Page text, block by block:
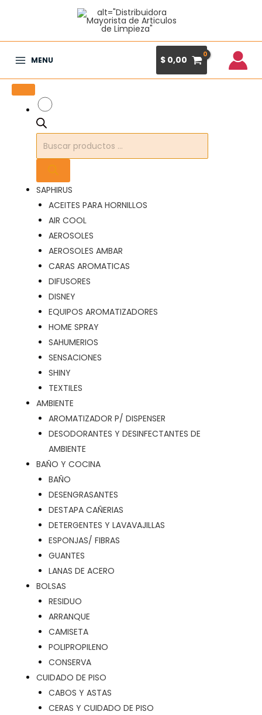
Menu
MENU $ 0,00
Búsqueda
de
SAPHIRUS
ACEITES PARA HORNILLOS
AIR COOL
AEROSOLES
AEROSOLES AMBAR
CARAS AROMATICAS
DIFUSORES
DISNEY
EQUIPOS AROMATIZADORES
HOME SPRAY
SAHUMERIOS
SENSACIONES
SHINY
TEXTILES
AMBIENTE
AROMATIZADOR P/ DISPENSER
DESODORANTES Y DESINFECTANTES DE
AMBIENTE
BAÑO Y COCINA
BAÑO
DESENGRASANTES
DESTAPA CAÑERIAS
DETERGENTES Y LAVAVAJILLAS
ESPONJAS/ FIBRAS
GUANTES
LANAS DE ACERO
BOLSAS
RESIDUO
ARRANQUE
CAMISETA
POLIPROPILENO
CONSERVA
CUIDADO DE PISO
CABOS Y ASTAS
CERAS Y CUIDADO DE PISO